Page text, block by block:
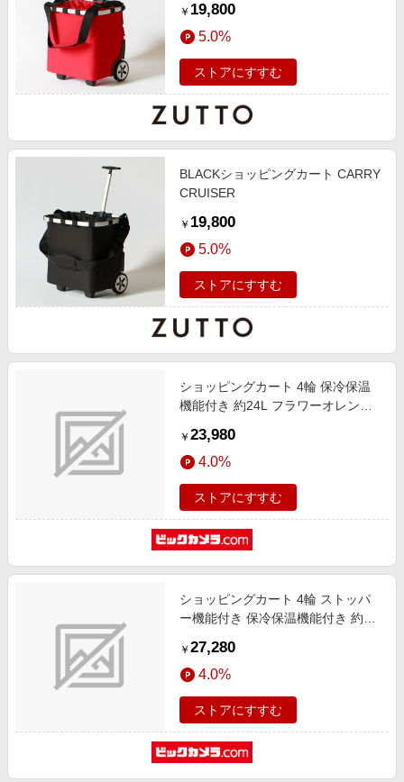
￥ 19,800
5.0%
ストアにすすむ
BLACKショッピングカート CARRY
CRUISER
￥ 19,800
5.0%
ストアにすすむ
ショッピングカート 4輪 保冷保温
機能付き 約24L フラワーオレンジ
￥ 23,980
4.0%
ストアにすすむ
ショッピングカート 4輪 ストッパ
ー機能付き 保冷保温機能付き 約
F.BL
￥ 27,280
4.0%
ストアにすすむ